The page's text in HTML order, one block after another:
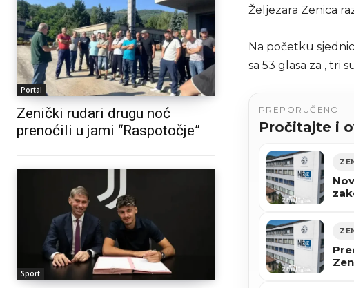
Portal
Zenički rudari drugu noć
prenoćili u jami “Raspotočje”
Sport
Željezara Zenica
Na početku
sa 53 glasa za , tri
PREPORUČENO
Pročitajte i